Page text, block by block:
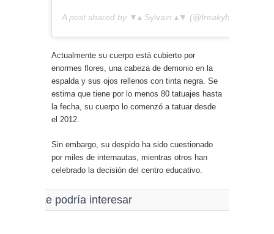
A post shared by ▼▴ Sylvain ▴▼ (@freakyhoody) on
Actualmente su cuerpo está cubierto por
enormes flores, una cabeza de demonio en la
espalda y sus ojos rellenos con tinta negra. Se
estima que tiene por lo menos 80 tatuajes hasta
la fecha, su cuerpo lo comenzó a tatuar desde
el 2012.
Sin embargo, su despido ha sido cuestionado
por miles de internautas, mientras otros han
celebrado la decisión del centro educativo.
Le podría interesar